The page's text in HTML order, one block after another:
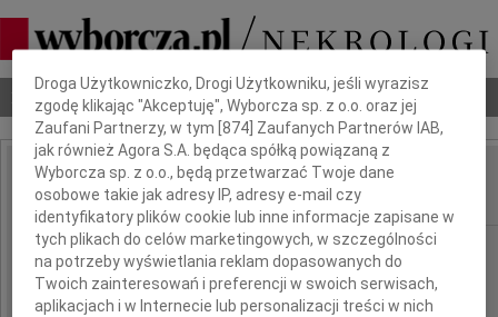
Nekrologi Odeszli Poradnik pogrzebowy
IMIĘ I NAZWISKO: Aldona Derkowska
REGION: Płock
DATA EMISJI: 22.10.2012
Dbamy o Twoją prywatność
Droga Użytkowniczko, Drogi Użytkowniku, jeśli wyrazisz
zgodę klikając "Akceptuję", Wyborcza sp. z o.o. oraz jej
Zaufani Partnerzy, w tym [874 ] Zaufanych Partnerów IAB,
jak również Agora S.A. będąca spółką powiązaną z
Wyborcza sp. z o.o., będą przetwarzać Twoje dane
osobowe takie jak adresy IP, adresy e-mail czy
identyfikatory plików cookie lub inne informacje zapisane w
tych plikach do celów marketingowych, w szczególności
na potrzeby wyświetlania reklam dopasowanych do
Twoich zainteresowań i preferencji w swoich serwisach,
aplikacjach i w Internecie lub personalizacji treści w nich